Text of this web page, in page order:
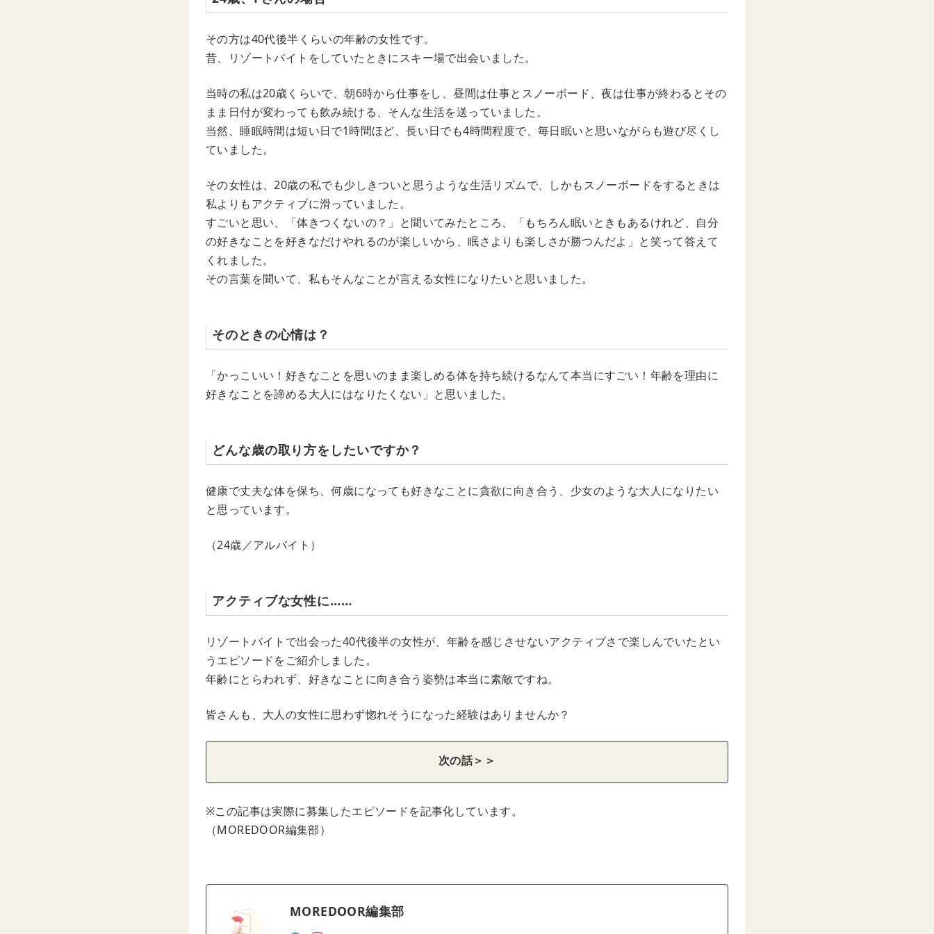
t
その方は40代後半くらいの年齢の女性です。
昔、リゾートバイトをしていたときにスキー場で出会いました。
当時の私は20歳くらいで、朝6時から仕事をし、昼間は仕事とスノーボード、夜は仕事が終わるとその
まま日付が変わっても飲み続ける、そんな生活を送っていました。
当然、睡眠時間は短い日で1時間ほど、長い日でも4時間程度で、毎日眠いと思いながらも遊び尽くし
ていました。
その女性は、20歳の私でも少しきついと思うような生活リズムで、しかもスノーボードをするときは
私よりもアクティブに滑っていました。
すごいと思い、「体きつくないの？」と聞いてみたところ、「もちろん眠いときもあるけれど、自分
の好きなことを好きなだけやれるのが楽しいから、眠さよりも楽しさが勝つんだよ」と笑って答えて
くれました。
その言葉を聞いて、私もそんなことが言える女性になりたいと思いました。
そのときの心情は？
「かっこいい！好きなことを思いのまま楽しめる体を持ち続けるなんて本当にすごい！年齢を理由に
好きなことを諦める大人にはなりたくない」と思いました。
どんな歳の取り方をしたいですか？
健康で丈夫な体を保ち、何歳になっても好きなことに貪欲に向き合う、少女のような大人になりたい
と思っています。
（24歳／アルバイト）
アクティブな女性に……
リゾートバイトで出会った40代後半の女性が、年齢を感じさせないアクティブさで楽しんでいたとい
うエピソードをご紹介しました。
年齢にとらわれず、好きなことに向き合う姿勢は本当に素敵ですね。
皆さんも、大人の女性に思わず惚れそうになった経験はありませんか？
次の話＞＞
※この記事は実際に募集したエピソードを記事化しています。
（MOREDOOR編集部）
MOREDOOR編集部